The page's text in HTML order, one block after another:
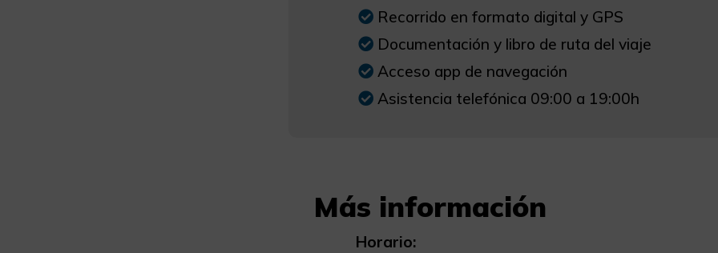
Recorrido en formato digital y GPS
Documentación y libro de ruta del viaje
Acceso app de navegación
Asistencia telefónica 09:00 a 19:00h
Más información
Horario: